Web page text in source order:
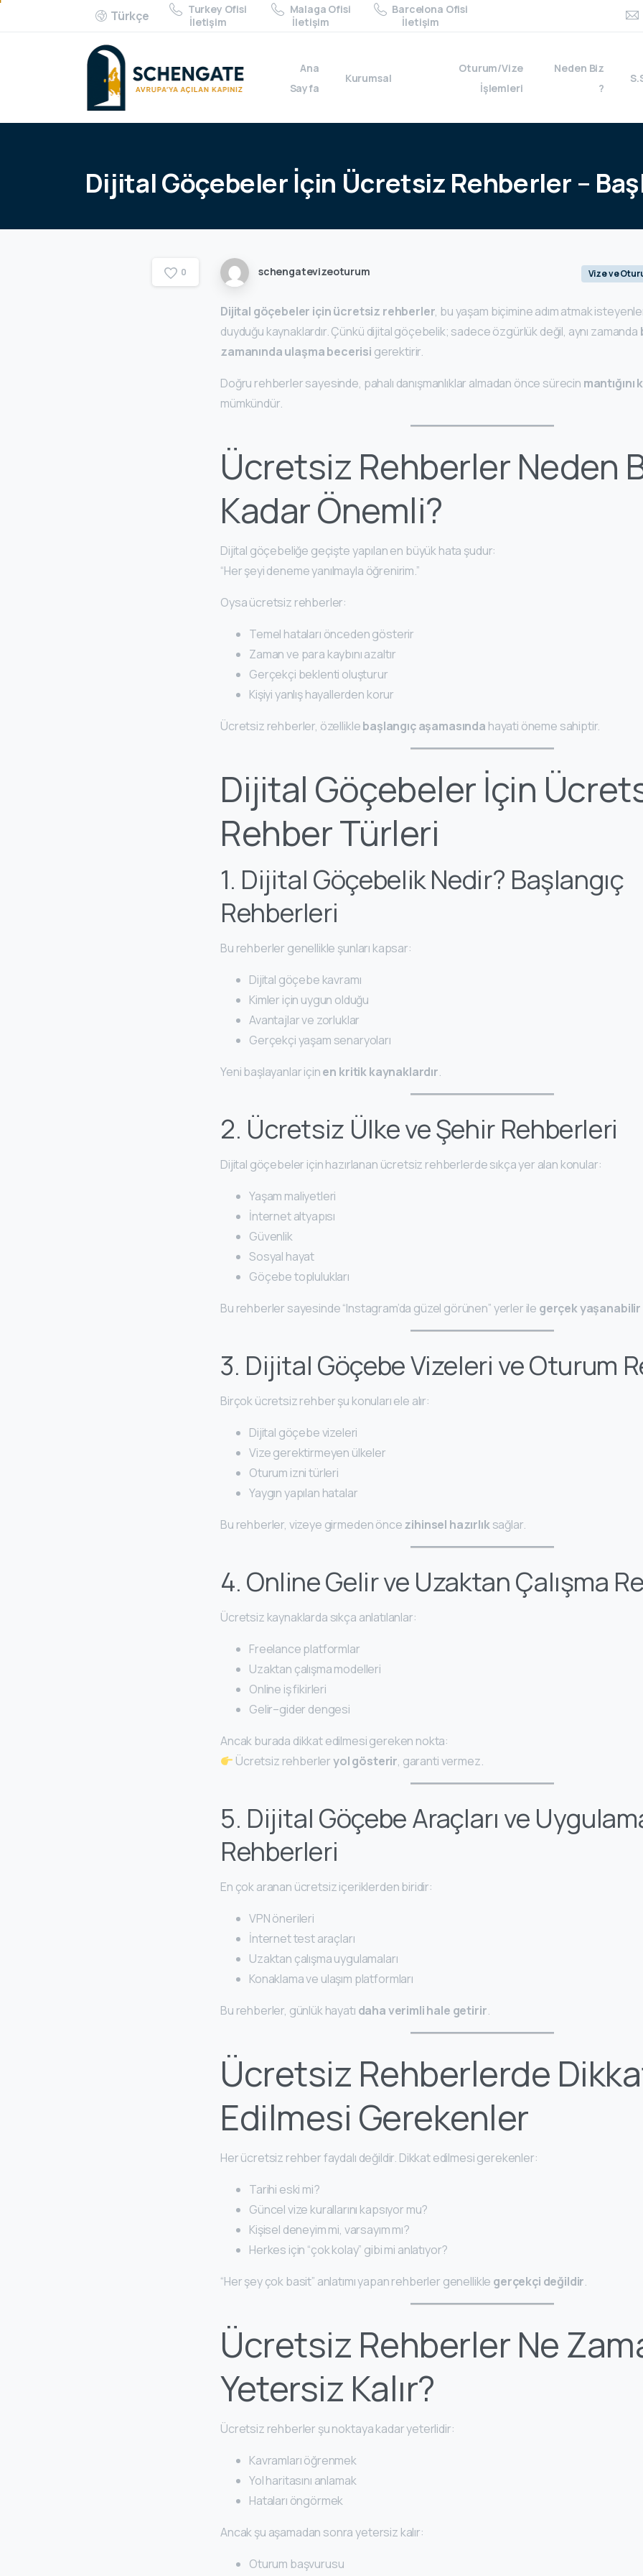
Türkçe
Turkey Ofisi
İletişim
Malaga Ofisi
İletişim
Barcelona Ofisi
İletişim
Ana
Sayfa
Kurumsal
Oturum/Vize
İşlemleri
Neden Biz
?
DijitalGöçebelerİçin Ücretsiz Rehberler –
0 schengatevizeoturum Vize ve
Dijital göçebeler için ücretsiz rehberler, bu yaşam biçimine adım atmak
duyduğu kaynaklardır. Çünkü dijital göçebelik; sadece özgürlük değil, aynı zamanda
zamanında ulaşma becerisi gerektirir.
Doğru rehberler sayesinde, pahalı danışmanlıklar almadan önce sürecin
mümkündür.
Ücretsiz Rehberler Neden
Kadar Önemli?
Dijital göçebeliğe geçişte yapılan en büyük hata şudur:
“Her şeyi deneme yanılmayla öğrenirim.”
Oysa ücretsiz rehberler:
Temel hataları önceden gösterir
Zaman ve para kaybını azaltır
Gerçekçi beklenti oluşturur
Kişiyi yanlış hayallerden korur
Ücretsiz rehberler, özelliklebaşlangıç aşamasında hayati öneme sahiptir.
Dijital Göçebeler İçin
Rehber Türleri
1. Dijital Göçebelik Nedir? Başlangıç
Rehberleri
Bu rehberler genellikle şunları kapsar:
Dijital göçebe kavramı
Kimler için uygun olduğu
Avantajlar ve zorluklar
Gerçekçi yaşam senaryoları
Yeni başlayanlar içinen kritik kaynaklardır.
2. Ücretsiz Ülke ve Şehir Rehberleri
Dijital göçebeler için hazırlanan ücretsiz rehberlerde sıkça yer alan konular:
Yaşam maliyetleri
İnternet altyapısı
Güvenlik
Sosyal hayat
Göçebe toplulukları
Bu rehberler sayesinde “Instagram’da güzel görünen” yerler ile gerçek
3. Dijital Göçebe Vizeleri ve Oturum
Birçok ücretsiz rehber şu konuları ele alır:
Dijital göçebe vizeleri
Vize gerektirmeyen ülkeler
Oturum izni türleri
Yaygın yapılan hatalar
Bu rehberler, vizeye girmeden öncezihinsel hazırlıksağlar.
4. Online Gelir ve Uzaktan Çalışma
Ücretsiz kaynaklarda sıkça anlatılanlar:
Freelance platformlar
Uzaktan çalışma modelleri
Online iş fikirleri
Gelir–gider dengesi
Ancak burada dikkat edilmesi gereken nokta:
Ücretsiz rehberleryol gösterir, garanti vermez.
5. Dijital Göçebe Araçları ve
Rehberleri
En çok aranan ücretsiz içeriklerden biridir:
VPN önerileri
İnternet test araçları
Uzaktan çalışma uygulamaları
Konaklama ve ulaşım platformları
Bu rehberler, günlük hayatı daha verimli hale getirir.
Ücretsiz Rehberlerde
Edilmesi Gerekenler
Her ücretsiz rehber faydalı değildir. Dikkat edilmesi gerekenler:
Tarihi eski mi?
Güncel vize kurallarını kapsıyor mu?
Kişisel deneyim mi, varsayım mı?
Herkes için “çok kolay” gibi mi anlatıyor?
“Her şey çok basit” anlatımı yapan rehberler genellikle gerçekçi değildir.
Ücretsiz Rehberler Ne
Yetersiz Kalır?
Ücretsiz rehberler şu noktaya kadar yeterlidir:
Kavramları öğrenmek
Yol haritasını anlamak
Hataları öngörmek
Ancak şu aşamadan sonra yetersiz kalır:
Oturum başvurusu